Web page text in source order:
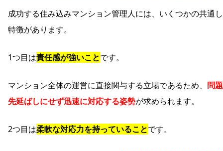
成功する住み込みマンション管理人には、いくつかの共通
特徴があります。
1つ目は責任感が強いことです。
マンション全体の運営に直接関与する立場であるため、 問
先延ばしにせず迅速に対応する姿勢が求められます。
2つ目は柔軟な対応力を持っていることです。